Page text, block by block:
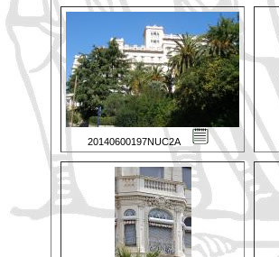
20140600197NUC2A